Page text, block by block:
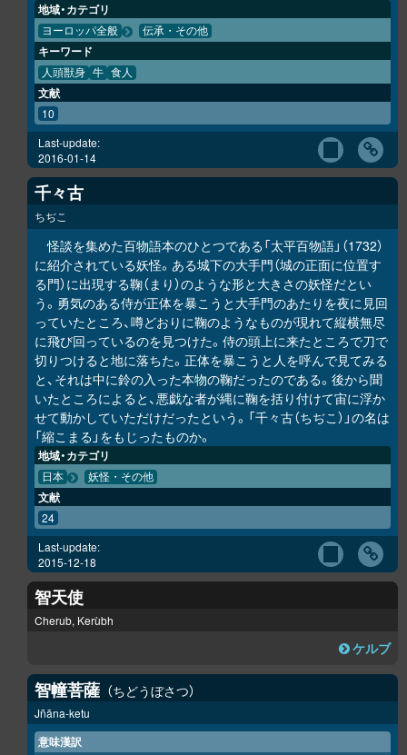
地域・カテゴリ
ヨーロッパ全般 伝承・その他
キーワード
人頭獣身 牛 食人
文献
10
Last-update:
2016-01-14
千々古
ちぢこ
怪談を集めた百物語本のひとつである「太平百物語」（1732）
に紹介されている妖怪。ある城下の大手門（城の正面に位置す
る門）に出現する鞠（まり）のような形と大きさの妖怪だとい
う。勇気のある侍が正体を暴こうと大手門のあたりを夜に見回
っていたところ、噂どおりに鞠のようなものが現れて縦横無尽
に飛び回っているのを見つけた。侍の頭上に来たところで刀で
切りつけると地に落ちた。正体を暴こうと人を呼んで見てみる
と、それは中に鈴の入った本物の鞠だったのである。後から聞
いたところによると、悪戯な者が縄に鞠を括り付けて宙に浮か
せて動かしていただけだったという。「千々古（ちぢこ）」の名は
「縮こまる」をもじったものか。
地域・カテゴリ
日本 妖怪・その他
文献
24
Last-update:
2015-12-18
智天使
Cherub, Kerùbh
ケルブ
智幢菩薩 ちどうぼさつ
Jñāna-ketu
意味漢訳